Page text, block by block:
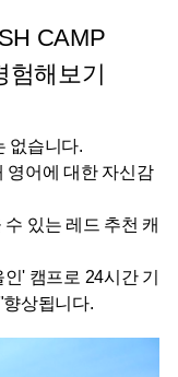
CAMP
험해보기
없습니다.
영어에 대한 자신감
있는 레드 추천 캐
' 캠프로 24시간 기
상됩니다.